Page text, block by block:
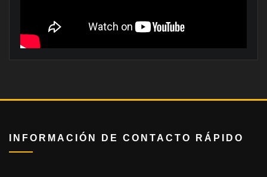
INFORMACIÓN DE CONTACTO RÁPIDO